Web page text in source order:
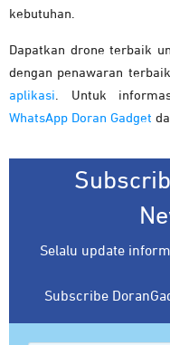
kebutuhan.
Dapatkan drone terbaik
dengan penawaran
aplikasi. Untuk
WhatsApp Doran Gadget
Selalu update
Subscribe